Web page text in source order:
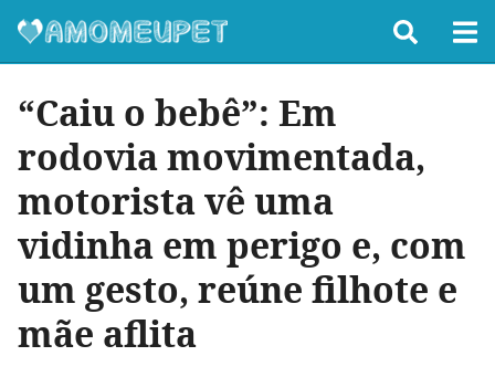
“Caiu o bebê”: Em
rodovia movimentada,
motorista vê uma
vidinha em perigo e, com
um gesto, reúne filhote e
mãe aflita